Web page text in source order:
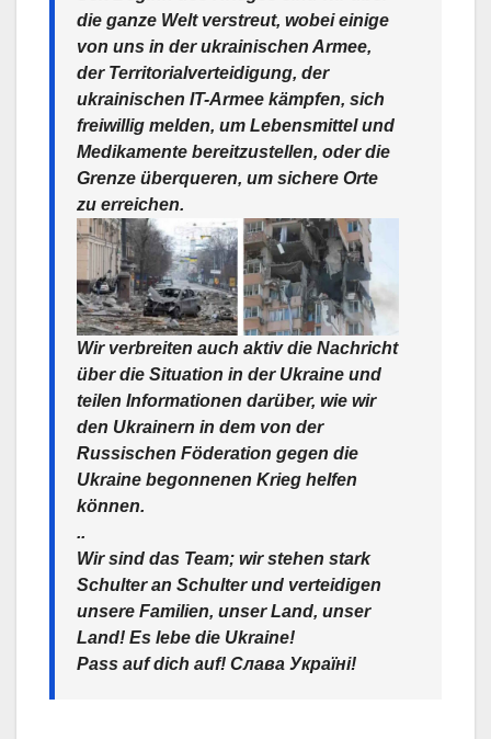
die ganze Welt verstreut, wobei einige
von uns in der ukrainischen Armee,
der Territorialverteidigung, der
ukrainischen IT-Armee kämpfen, sich
freiwillig melden, um Lebensmittel und
Medikamente bereitzustellen, oder die
Grenze überqueren, um sichere Orte
zu erreichen.️
Wir verbreiten auch aktiv die Nachricht
über die Situation in der Ukraine und
teilen Informationen darüber, wie wir
den Ukrainern in dem von der
Russischen Föderation gegen die
Ukraine begonnenen Krieg helfen
können.️
..
Wir sind das Team; wir stehen stark
Schulter an Schulter und verteidigen
unsere Familien, unser Land, unser
Land! Es lebe die Ukraine!
Pass auf dich auf! Слава Україні!